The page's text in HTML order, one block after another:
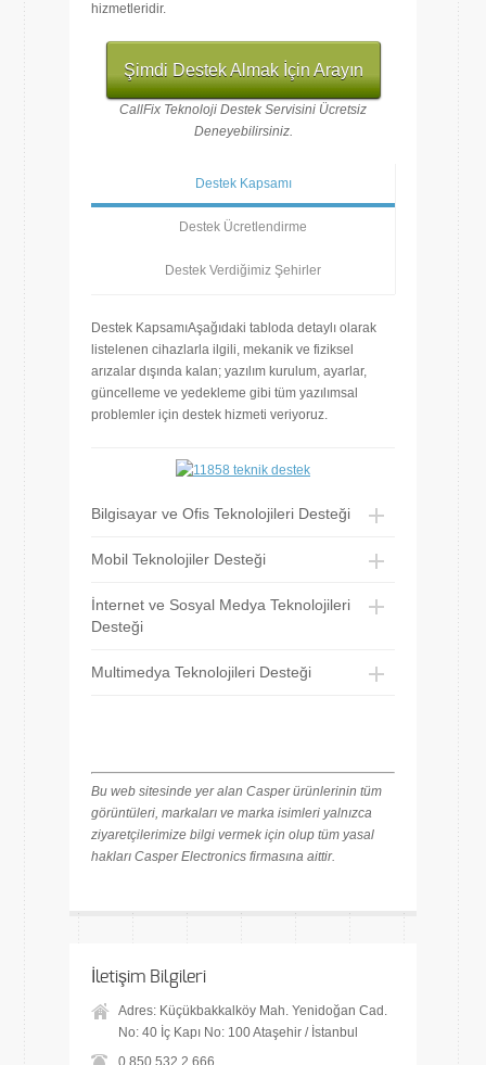
hizmetleridir.
Şimdi Destek Almak İçin Arayın
CallFix Teknoloji Destek Servisini Ücretsiz
Deneyebilirsiniz.
Destek Kapsamı
Destek Ücretlendirme
Destek Verdiğimiz Şehirler
Destek KapsamıAşağıdaki tabloda detaylı olarak
listelenen cihazlarla ilgili, mekanik ve fiziksel
arızalar dışında kalan; yazılım kurulum, ayarlar,
güncelleme ve yedekleme gibi tüm yazılımsal
problemler için destek hizmeti veriyoruz.
Bilgisayar ve Ofis Teknolojileri Desteği
Mobil Teknolojiler Desteği
İnternet ve Sosyal Medya Teknolojileri
Desteği
Multimedya Teknolojileri Desteği
Bu web sitesinde yer alan Casper ürünlerinin tüm
görüntüleri, markaları ve marka isimleri yalnızca
ziyaretçilerimize bilgi vermek için olup tüm yasal
hakları Casper Electronics firmasına aittir.
İletişim Bilgileri
Adres: Küçükbakkalköy Mah. Yenidoğan Cad.
No: 40 İç Kapı No: 100 Ataşehir / İstanbul
0 850 532 2 666